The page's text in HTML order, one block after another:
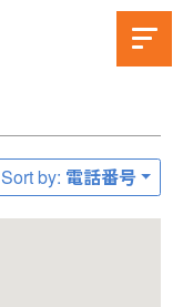
Sort by: 電話番号